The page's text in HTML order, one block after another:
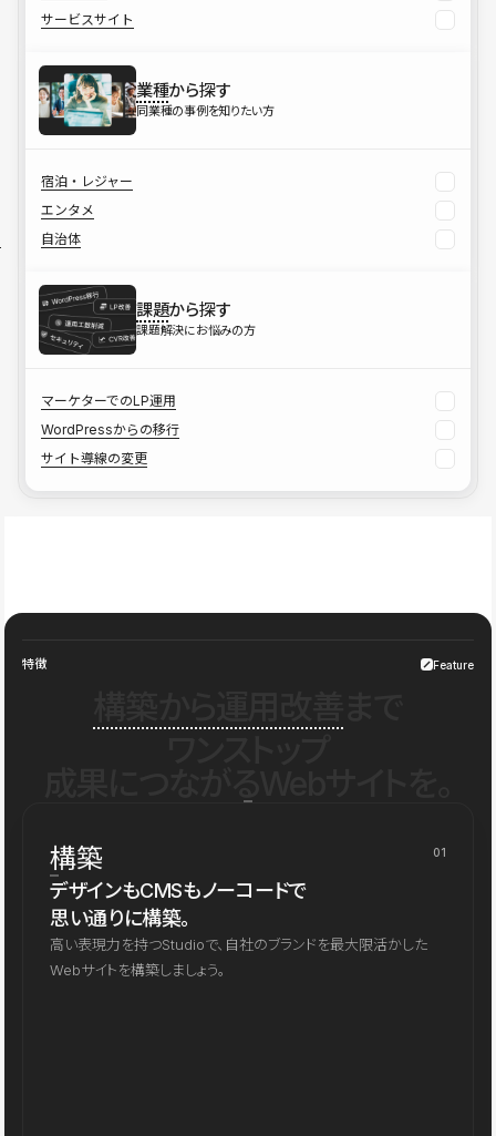
サービスサイト
業種から探す
同業種の事例を知りたい方
宿泊・レジャー
エンタメ
自治体
課題から探す
課題解決にお悩みの方
マーケターでのLP運用
WordPressからの移行
サイト導線の変更
特徴 Feature
構築 01
デザインもCMSもノーコードで
思い通りに構築。
高い表現力を持つStudioで、自社のブランドを最大限活かした
Webサイトを構築しましょう。